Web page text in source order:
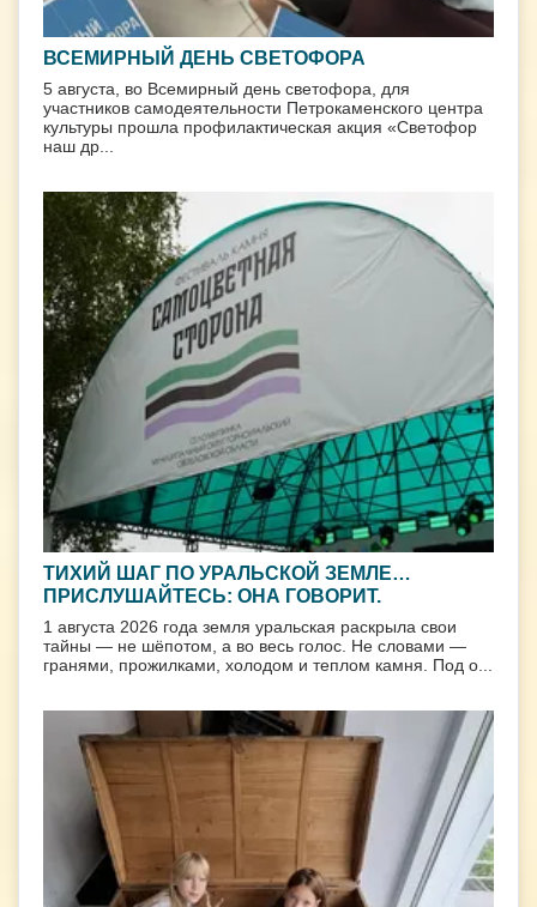
ВСЕМИРНЫЙ ДЕНЬ СВЕТОФОРА
5 августа, во Всемирный день светофора, для
участников самодеятельности Петрокаменского центра
культуры прошла профилактическая акция «Светофор
наш др...
ТИХИЙ ШАГ ПО УРАЛЬСКОЙ ЗЕМЛЕ…
ПРИСЛУШАЙТЕСЬ: ОНА ГОВОРИТ.
1 августа 2026 года земля уральская раскрыла свои
тайны — не шёпотом, а во весь голос. Не словами —
гранями, прожилками, холодом и теплом камня. Под о...